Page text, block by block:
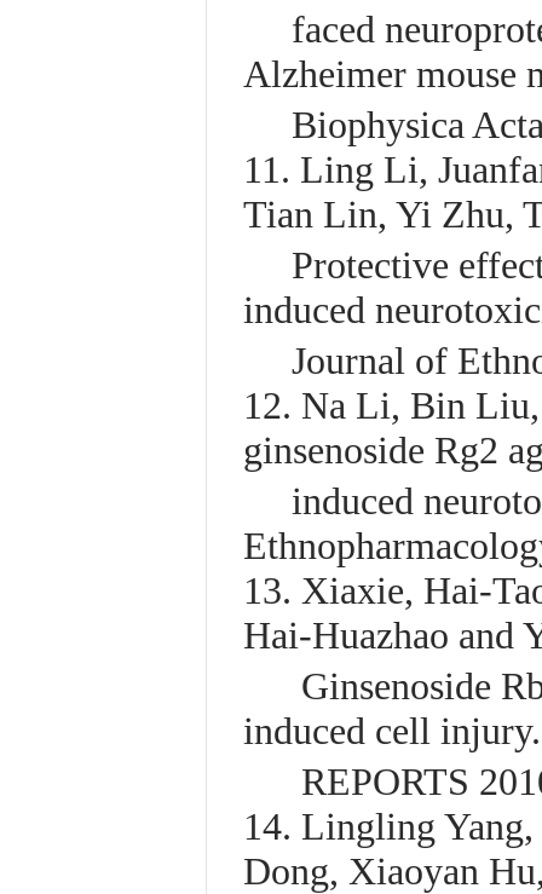
faced
Alzheimer mouse
Biophysica Acta
11. Ling Li,
Tian Lin, Yi Zhu,
Protective
induced
Journal of
12. Na Li, Bin
ginsenoside Rg2
induced
13. Xiaxie, Hai-
Hai-Huazhao and
Ginsenoside
induced cell
REPORTS
14. Lingling
Dong, Xiaoyan